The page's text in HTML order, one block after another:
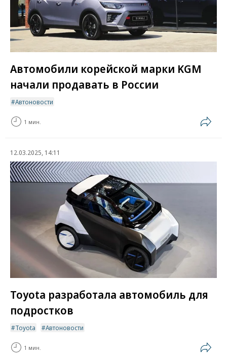
Автомобили корейской марки KGM
начали продавать в России
Автоновости
1 мин.
12.03.2025, 14:11
Toyota разработала автомобиль для
подростков
Toyota Автоновости
1 мин.